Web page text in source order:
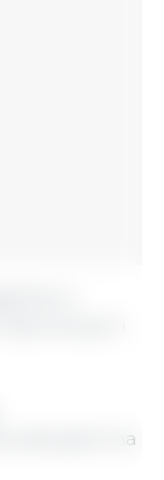
w
i
zakupami na